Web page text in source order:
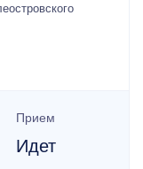
Прием
Идет